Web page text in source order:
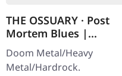
THE OSSUARY · Post
Mortem Blues |
DIGIPAK CD
Doom Metal/Heavy
Metal/Hardrock.